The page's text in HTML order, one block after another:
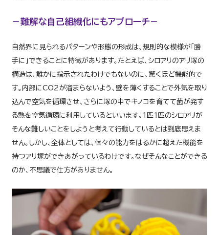
－難解な自己組織化にもアプローチ－
自然界に見られるパターンや形態の形成は、規則的な模様が「勝
手に」できることに特徴があります。たとえば、シロアリのアリ塚の
構造は、誰かに指示されたわけでもないのに、驚くほど機能的で
す。内部にCO2が溜まらないよう、壁を薄くすることで外気を取り
込んで空気を循環させ、さらに塚の中でキノコを育てて菌が発す
る熱を空気循環に利用しているといいます。1匹1匹のシロアリが
そんな難しいことをしようと考えて行動しているとは到底思えま
せん。しかし、全体としては、個々の能力をはるかに超えた機能を
持つアリ塚ができあがっているわけです。なぜそんなことができる
のか、不思議で仕方がありません。